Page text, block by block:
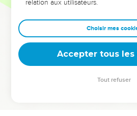
fais venir sur elle.
Ils vous consoleront, quand vous
leurs actions ; et vous reconnaîtrez
rien que je fais tout ce que je fais
Seigneur, l’Éternel.
© Société biblique française – Bibli’O, 1978, avec
relation aux utilisateurs.
Choisir mes
Accepter tous les
Tout refuser